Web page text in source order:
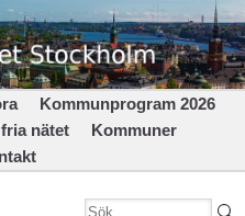
Kommunprogram 2026
nätet
Kommuner